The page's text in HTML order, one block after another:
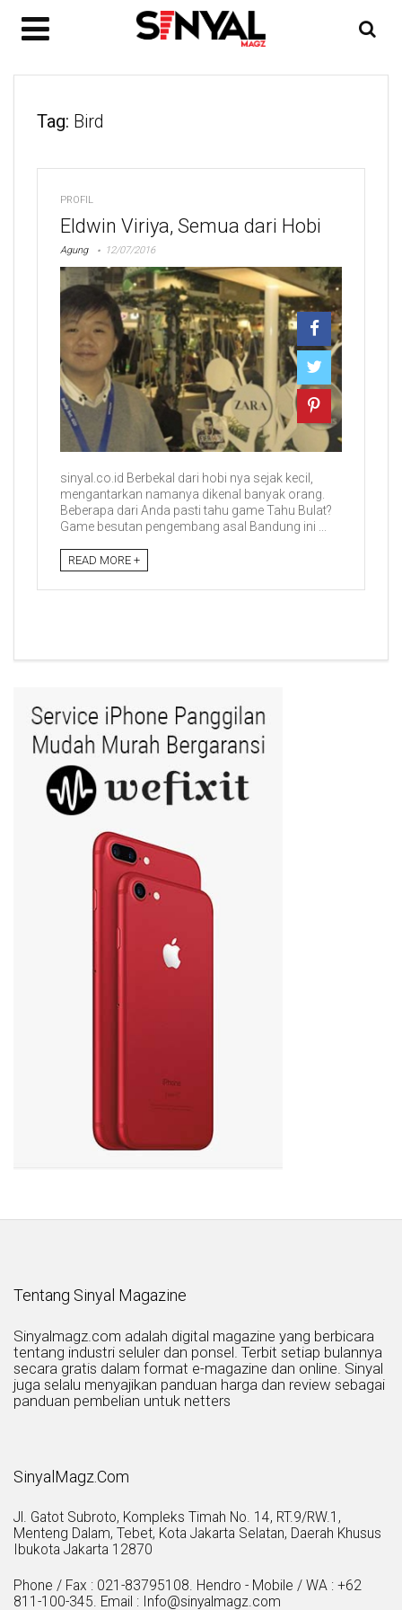
Tag: Bird
PROFIL
Eldwin Viriya, Semua dari Hobi
Agung 12/07/2016
sinyal.co.id Berbekal dari hobi nya sejak kecil,
mengantarkan namanya dikenal banyak orang.
Beberapa dari Anda pasti tahu game Tahu Bulat?
Game besutan pengembang asal Bandung ini ...
READ MORE +
Tentang Sinyal Magazine
Sinyalmagz.com adalah digital magazine yang berbicara
tentang industri seluler dan ponsel. Terbit setiap bulannya
secara gratis dalam format e-magazine dan online. Sinyal
juga selalu menyajikan panduan harga dan review sebagai
panduan pembelian untuk netters
SinyalMagz.Com
Jl. Gatot Subroto, Kompleks Timah No. 14, RT.9/RW.1,
Menteng Dalam, Tebet, Kota Jakarta Selatan, Daerah Khusus
Ibukota Jakarta 12870
Phone / Fax : 021-83795108. Hendro - Mobile / WA : +62
811-100-345. Email : Info@sinyalmagz.com